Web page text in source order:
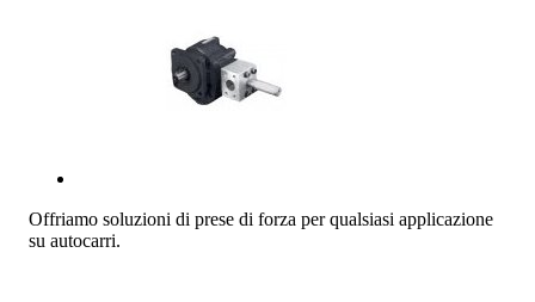
Offriamo soluzioni di prese di forza per qualsiasi applicazione
su autocarri.